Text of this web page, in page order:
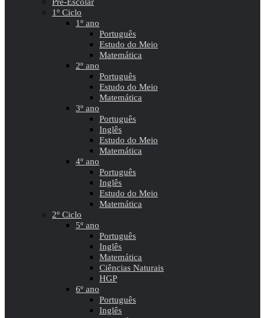
1º Ciclo
1º ano
Português
Estudo do Meio
Matemática
2º ano
Português
Estudo do Meio
Matemática
3º ano
Português
Inglês
Estudo do Meio
Matemática
4º ano
Português
Inglês
Estudo do Meio
Matemática
2º Ciclo
5º ano
Português
Inglês
Matemática
Ciências Naturais
HGP
6º ano
Português
Inglês